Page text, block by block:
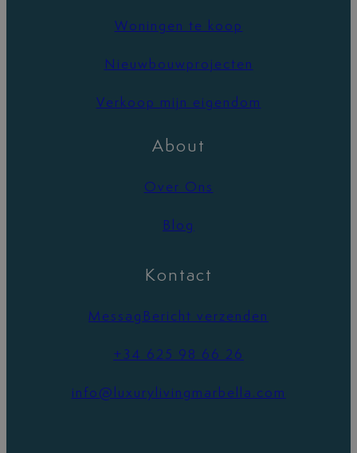
Woningen te koop
Nieuwbouwprojecten
Verkoop mijn eigendom
About
Over Ons
Blog
Kontact
MessagBericht verzenden
+34 625 98 66 26
info@luxurylivingmarbella.com